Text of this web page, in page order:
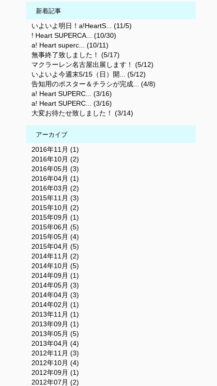
新着記事
いよいよ明日！a!HeartS... (11/5)
! Heart SUPERCA... (10/30)
a! Heart superc... (10/11)
無事終了致しました！ (5/17)
マクラーレン名古屋出展します！ (5/12)
いよいよ今週末5/15（日）開... (5/12)
告知用のポスター＆チラシが完成... (4/8)
a! Heart SUPERC... (3/16)
a! Heart SUPERC... (3/16)
大変お待たせ致しました！ (3/14)
アーカイブ
2016年11月 (1)
2016年10月 (2)
2016年05月 (3)
2016年04月 (1)
2016年03月 (2)
2015年11月 (3)
2015年10月 (2)
2015年09月 (1)
2015年06月 (5)
2015年05月 (4)
2015年04月 (5)
2014年11月 (2)
2014年10月 (5)
2014年09月 (1)
2014年05月 (3)
2014年04月 (3)
2014年02月 (1)
2013年11月 (1)
2013年09月 (1)
2013年05月 (5)
2013年04月 (4)
2012年11月 (3)
2012年10月 (4)
2012年09月 (1)
2012年07月 (2)